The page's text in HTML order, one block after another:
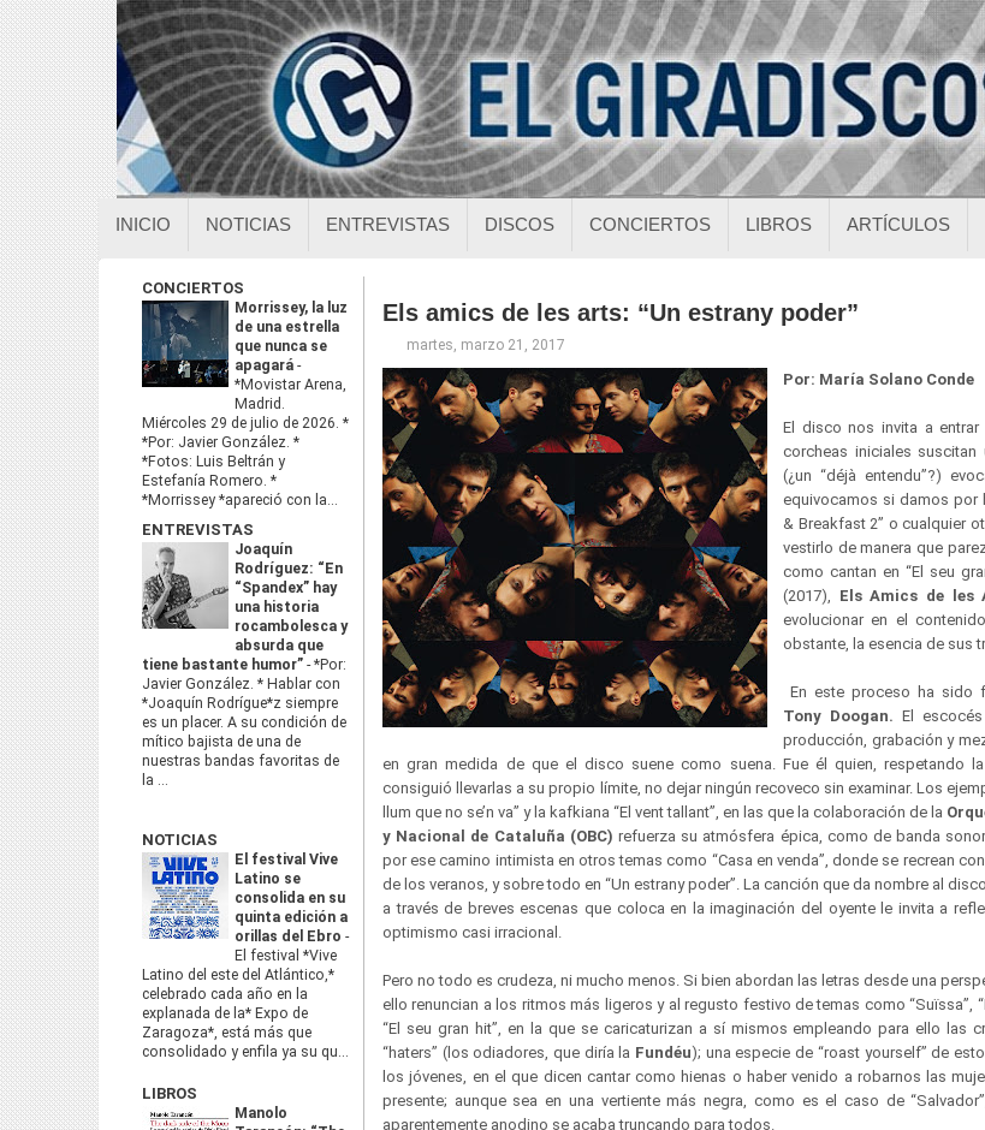
INICIO NOTICIAS ENTREVISTAS DISCOS CONCIERTOS LIBROS ARTÍCULOS
CONCIERTOS
Morrissey, la luz
de una estrella
que nunca se
apagará -
*Movistar Arena,
Madrid.
Miércoles 29 de julio de 2026. *
*Por: Javier González. *
*Fotos: Luis Beltrán y
Estefanía Romero. *
*Morrissey *apareció con la...
ENTREVISTAS
Joaquín
Rodríguez: “En
“Spandex” hay
una historia
rocambolesca y
absurda que
tiene bastante humor” -*Por:
Javier González. * Hablar con
*Joaquín Rodrígue*z siempre
es un placer. A su condición de
mítico bajista de una de
nuestras bandas favoritas de
la ...
NOTICIAS
El festival Vive
Latino se
consolida en su
quinta edición a
orillas del Ebro -
El festival *Vive
Latino del este del Atlántico,*
celebrado cada año en la
explanada de la* Expo de
Zaragoza*, está más que
consolidado y enfila ya su qu...
LIBROS
Manolo
Els amics de les arts: “Un estrany poder”
martes, marzo 21, 2017
Por: María Solano Conde
El disco nos invita a entrar
corcheas iniciales
(¿un “déjà entendu”?)
equivocamos si damos por
& Breakfast 2” o cualquier
vestirlo de manera que
como cantan en “El seu
(2017), Els Amics de les
evolucionar en el
obstante, la esencia de sus
En este proceso ha sido
Tony Doogan. El
producción, grabación y
en gran medida de que el disco suene como suena. Fue él quien, respetando
consiguió llevarlas a su propio límite, no dejar ningún recoveco sin examinar. Los
llum que no se’n va” y la kafkiana “El vent tallant”, en las que la colaboración de la
y Nacional de Cataluña (OBC) refuerza su atmósfera épica, como de banda
por ese camino intimista en otros temas como “Casa en venda”, donde se recrean
de los veranos, y sobre todo en “Un estrany poder”. La canción que da nombre al
a través de breves escenas que coloca en la imaginación del oyente le invita a
optimismo casi irracional.
Pero no todo es crudeza, ni mucho menos. Si bien abordan las letras desde una
ello renuncian a los ritmos más ligeros y al regusto festivo de temas como “Suïssa”,
“El seu gran hit”, en la que se caricaturizan a sí mismos empleando para ello las
“haters” (los odiadores, que diría la Fundéu); una especie de “roast yourself” de
los jóvenes, en el que dicen cantar como hienas o haber venido a robarnos las
presente; aunque sea en una vertiente más negra, como es el caso de
aparentemente anodino se acaba truncando para todos.